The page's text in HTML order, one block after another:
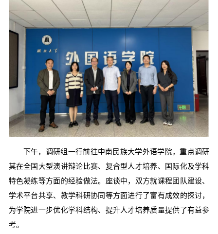
下午，调研组一行前往中南民族大学外语学院，重点调研
其在全国大型演讲辩论比赛、复合型人才培养、国际化及学科
特色凝练等方面的经验做法。座谈中，双方就课程团队建设、
学术平台共享、教学科研协同等方面进行了富有成效的探讨，
为学院进一步优化学科结构、提升人才培养质量提供了有益参
考。